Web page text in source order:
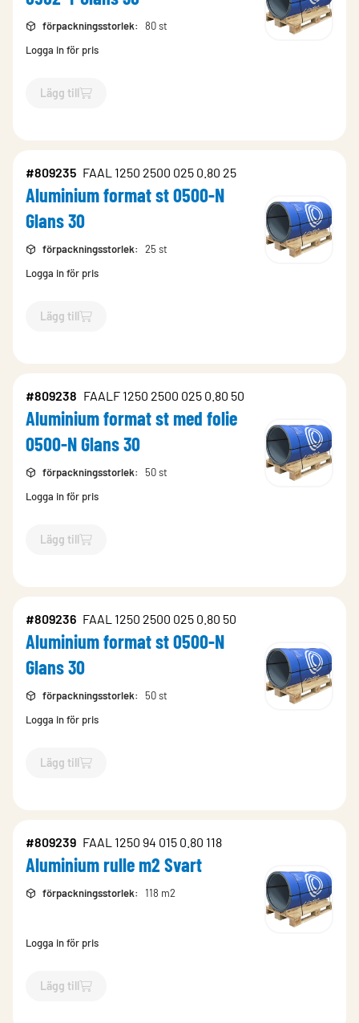
förpackningsstorlek:
80 st
Logga in för pris
Lägg till
`$Lägg till
#809235 FAAL 1250 2500 025 0.80 25
Aluminium format st 0500-N
Glans 30
förpackningsstorlek:
25 st
Logga in för pris
Lägg till
`$Lägg till
#809238 FAALF 1250 2500 025 0.80 50
Aluminium format st med folie
0500-N Glans 30
förpackningsstorlek:
50 st
Logga in för pris
Lägg till
`$Lägg till
#809236 FAAL 1250 2500 025 0.80 50
Aluminium format st 0500-N
Glans 30
förpackningsstorlek:
50 st
Logga in för pris
Lägg till
`$Lägg till
#809239 FAAL 1250 94 015 0.80 118
Aluminium rulle m2 Svart
förpackningsstorlek: 118 m2
Logga in för pris
Lägg till
`$Lägg till